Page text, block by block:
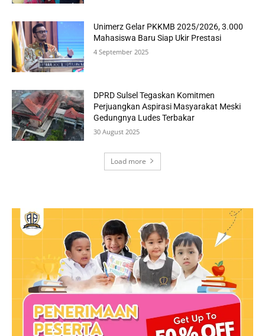
Unimerz Gelar PKKMB 2025/2026, 3.000
Mahasiswa Baru Siap Ukir Prestasi
4 September 2025
DPRD Sulsel Tegaskan Komitmen
Perjuangkan Aspirasi Masyarakat Meski
Gedungnya Ludes Terbakar
30 August 2025
Load more